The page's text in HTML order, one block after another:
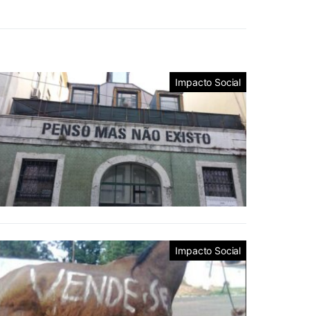
Impacto Social
Impacto Social